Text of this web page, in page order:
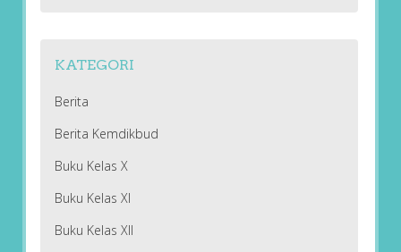
KATEGORI
Berita
Berita Kemdikbud
Buku Kelas X
Buku Kelas XI
Buku Kelas XII